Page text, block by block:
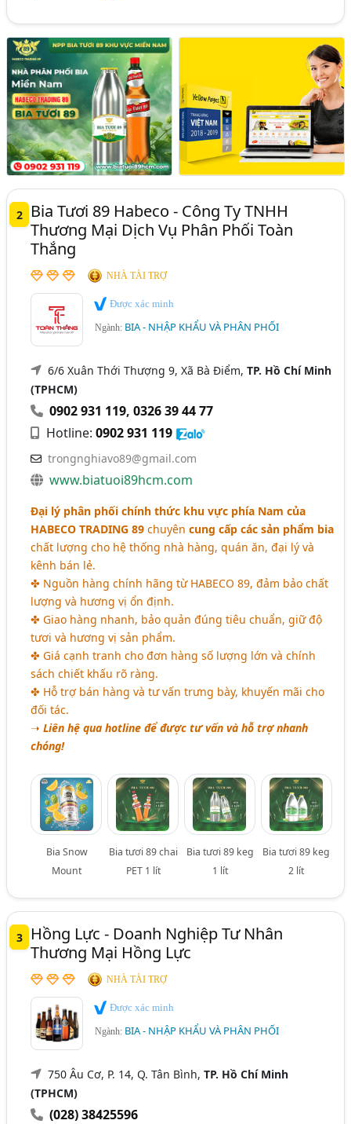
2
Bia Tươi 89 Habeco - Công Ty TNHH
Thương Mại Dịch Vụ Phân Phối Toàn
Thắng
NHÀ TÀI TRỢ
Được xác minh
Ngành: BIA - NHẬP KHẨU VÀ PHÂN PHỐI
6/6 Xuân Thới Thượng 9, Xã Bà Điểm,TP. Hồ Chí Minh
(TPHCM)
0902 931 119,0326 39 44 77
Hotline:0902 931 119
trongnghiavo89@gmail.com
www.biatuoi89hcm.com
Đại lý phân phối chính thức khu vực phía Nam của
HABECO TRADING 89 chuyêncung cấp các sản phẩm bia
chất lượng cho hệ thống nhà hàng, quán ăn, đại lý và
kênh bán lẻ.
✤ Nguồn hàng chính hãng từ HABECO 89, đảm bảo chất
lượng và hương vị ổn định.
✤ Giao hàng nhanh, bảo quản đúng tiêu chuẩn, giữ độ
tươi và hương vị sản phẩm.
✤ Giá cạnh tranh cho đơn hàng số lượng lớn và chính
sách chiết khấu rõ ràng.
✤ Hỗ trợ bán hàng và tư vấn trưng bày, khuyến mãi cho
đối tác.
➝Liên hệ qua hotline để được tư vấn và hỗ trợ nhanh
chóng!
Bia Snow
Mount
Bia tươi 89 chai
PET 1 lít
Bia tươi 89 keg
1 lít
Bia tươi 89 keg
2 lít
3
Hồng Lực - Doanh Nghiệp Tư Nhân
Thương Mại Hồng Lực
NHÀ TÀI TRỢ
Được xác minh
Ngành: BIA - NHẬP KHẨU VÀ PHÂN PHỐI
750 Âu Cơ, P. 14, Q. Tân Bình,TP. Hồ Chí Minh
(TPHCM)
(028) 38425596